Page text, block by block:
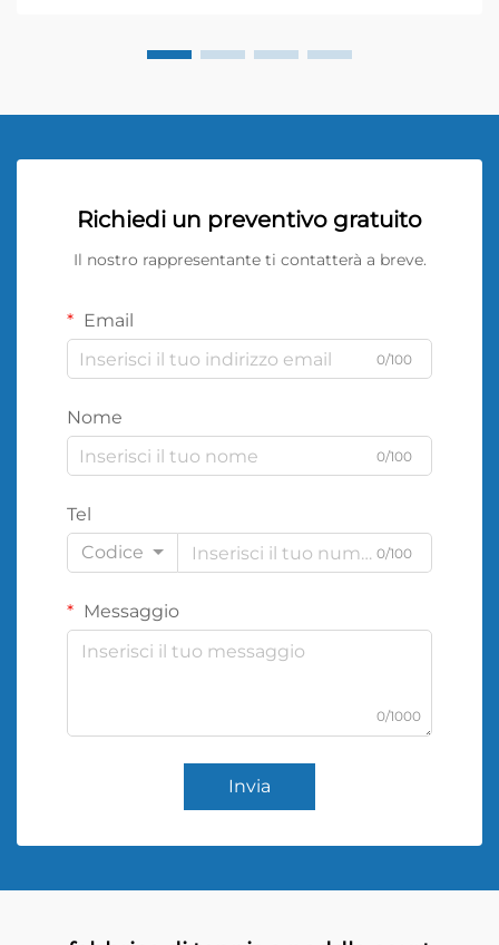
Richiedi un preventivo gratuito
Il nostro rappresentante ti contatterà a breve.
Email
0/100
Nome
0/100
Tel
Codice
0/100
Messaggio
0/1000
Invia